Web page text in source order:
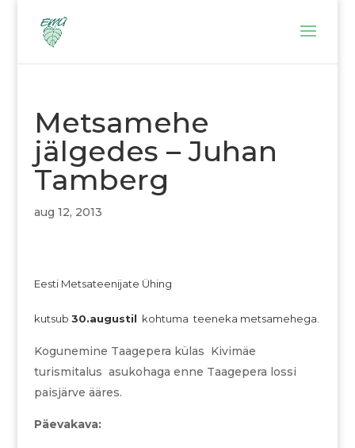
Metsamehe
jälgedes – Juhan
Tamberg
aug 12, 2013
Eesti Metsateenijate Ühing
kutsub 30.augustil kohtuma teeneka metsamehega.
Kogunemine Taagepera külas Kivimäe
turismitalus asukohaga enne Taagepera lossi
paisjärve ääres.
Päevakava: